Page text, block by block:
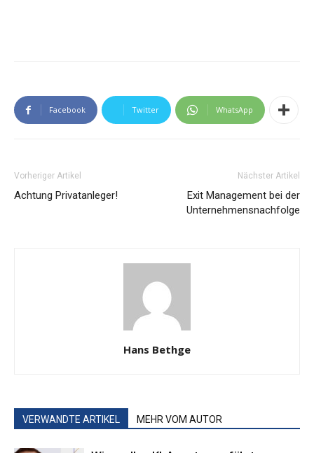
Facebook Twitter WhatsApp
Vorheriger Artikel
Achtung Privatanleger!
Nächster Artikel
Exit Management bei der
Unternehmensnachfolge
Hans Bethge
VERWANDTE ARTIKEL MEHR VOM AUTOR